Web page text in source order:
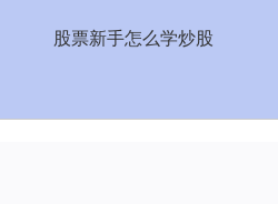
股票新手怎么学炒股